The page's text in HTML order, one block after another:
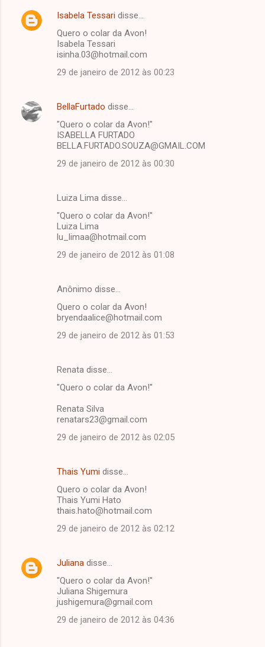
Isabela Tessari disse…
Quero o colar da Avon!
Isabela Tessari
isinha.03@hotmail.com
29 de janeiro de 2012 às 00:23
BellaFurtado disse…
"Quero o colar da Avon!"
ISABELLA FURTADO
BELLA.FURTADO.SOUZA@GMAIL.COM
29 de janeiro de 2012 às 00:30
Luiza Lima disse…
"Quero o colar da Avon!"
Luiza Lima
lu_limaa@hotmail.com
29 de janeiro de 2012 às 01:08
Anônimo disse…
Quero o colar da Avon!
bryendaalice@hotmail.com
29 de janeiro de 2012 às 01:53
Renata disse…
"Quero o colar da Avon!"
Renata Silva
renatars23@gmail.com
29 de janeiro de 2012 às 02:05
Thais Yumi disse…
Quero o colar da Avon!
Thais Yumi Hato
thais.hato@hotmail.com
29 de janeiro de 2012 às 02:12
Juliana disse…
"Quero o colar da Avon!"
Juliana Shigemura
jushigemura@gmail.com
29 de janeiro de 2012 às 04:36